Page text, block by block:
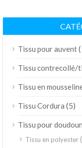
Tissu pour auvent
Tissu contrecollé/
Tissu en
Tissu Cordura (5)
Tissu pour
Tissu en polyester